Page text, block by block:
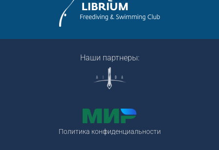
Наши партнеры:
Политика конфиденциальности